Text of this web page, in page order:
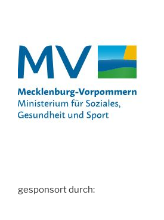
gesponsort durch: